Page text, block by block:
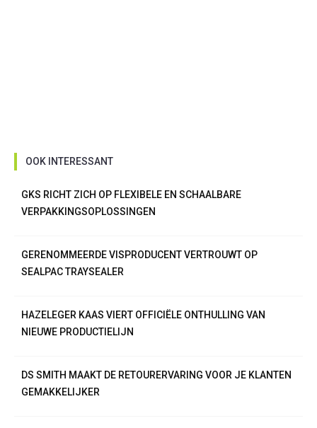
OOK INTERESSANT
GKS RICHT ZICH OP FLEXIBELE EN SCHAALBARE
VERPAKKINGSOPLOSSINGEN
GERENOMMEERDE VISPRODUCENT VERTROUWT OP
SEALPAC TRAYSEALER
HAZELEGER KAAS VIERT OFFICIËLE ONTHULLING VAN
NIEUWE PRODUCTIELIJN
DS SMITH MAAKT DE RETOURERVARING VOOR JE KLANTEN
GEMAKKELIJKER